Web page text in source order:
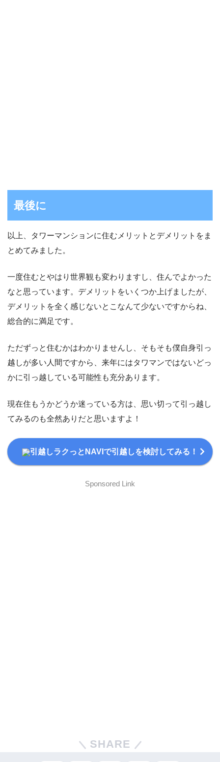
最後に
以上、タワーマンションに住むメリットとデメリットをま
とめてみました。
一度住むとやはり世界観も変わりますし、住んでよかった
なと思っています。デメリットをいくつか上げましたが、
デメリットを全く感じないとこなんて少ないですからね、
総合的に満足です。
ただずっと住むかはわかりませんし、そもそも僕自身引っ
越しが多い人間ですから、来年にはタワマンではないどっ
かに引っ越している可能性も充分あります。
現在住もうかどうか迷っている方は、思い切って引っ越し
てみるのも全然ありだと思いますよ！
引越しラクっとNAVIで引越しを検討してみる！
Sponsored Link
SHARE